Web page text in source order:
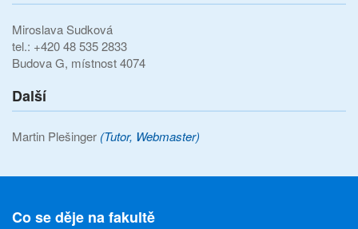
Miroslava Sudková
tel.: +420 48 535 2833
Budova G, místnost 4074
Další
Martin Plešinger (Tutor, Webmaster)
Co se děje na fakultě